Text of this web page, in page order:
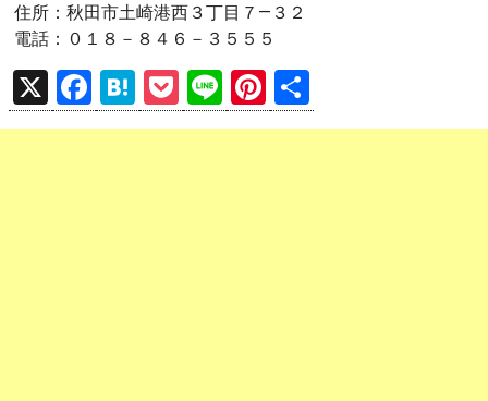
住所：秋田市土崎港西３丁目７―３２
電話：０１８－８４６－３５５５
X
F
a
H
at
P
o
Li
n
Pi
nt 有